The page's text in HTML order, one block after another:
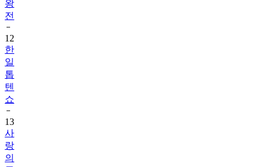
12
한
일
톱
텐
쇼
13
사
랑
의
콜
센